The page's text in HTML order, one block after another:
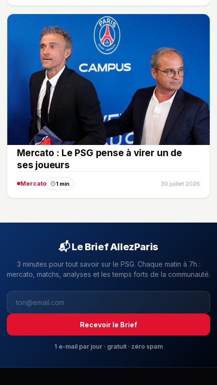
Mercato : Le PSG pense à virer un de
ses joueurs
Mercato 1 min 30 juillet 2026
📬 Le Brief AllezParis
3 minutes pour tout savoir sur le PSG. Chaque matin à 7h :
mercato, matchs, analyses et les temps forts de la communauté.
Recevoir le Brief
1 e-mail par jour · gratuit · zéro spam